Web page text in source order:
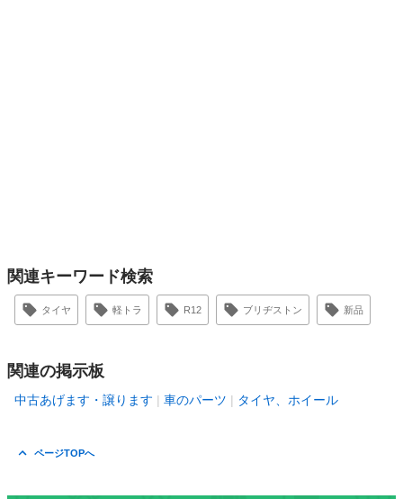
関連キーワード検索
タイヤ 軽トラ R12 ブリヂストン 新品
関連の掲示板
中古あげます・譲ります 車のパーツ タイヤ、ホイール
ページTOPへ